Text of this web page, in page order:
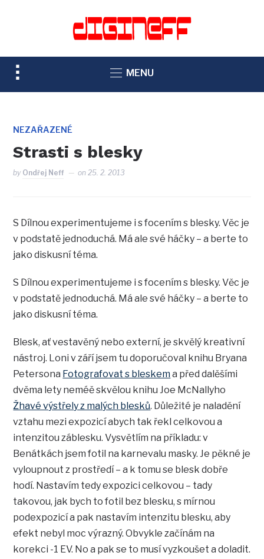
TOGGLE
SIDEBAR
NAVIGATION
MENU
NEZAŘAZENÉ
Strasti s blesky
by Ondřej Neff on25. 2. 2013
S Dílnou experimentujeme i s focením s blesky. Věc je
v podstatě jednoduchá. Má ale své háčky – a berte to
jako diskusní téma.
S Dílnou experimentujeme i s focením s blesky. Věc je
v podstatě jednoduchá. Má ale své háčky – a berte to
jako diskusní téma.
Blesk, ať vestavěný nebo externí, je skvělý kreativní
nástroj. Loni v září jsem tu doporučoval knihu Bryana
Petersona Fotografovat s bleskema před dalěšími
dvěma lety neméě skvělou knihu Joe McNallyho
Žhavé výstřely z malých blesků. Důležité je naladění
vztahu mezi expozicí abych tak řekl celkovou a
intenzitou záblesku. Vysvětlím na příkladu: v
Benátkách jsem fotil na karnevalu masky. Je pěkné je
vyloupnout z prostředí – a k tomu se blesk dobře
hodí. Nastavím tedy expozici celkovou – tady
takovou, jak bych to fotil bez blesku, s mírnou
podexpozicí a pak nastavím intenzitu blesku, aby
efekt nebyl moc výrazný. Obvykle začínám na
korekci -1 EV. No a pak se to musí vyzkoušet a doladit.